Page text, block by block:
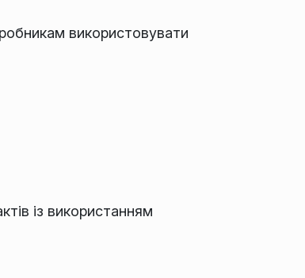
використовувати
із використанням